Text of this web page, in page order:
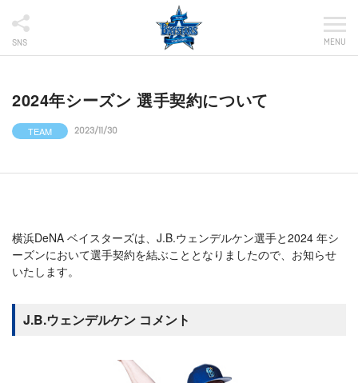
SNS MENU
2024年シーズン 選手契約について
TEAM 2023/11/30
横浜DeNA ベイスターズは、J.B.ウェンデルケン選手と2024 年シ
ーズンにおいて選手契約を結ぶこととなりましたので、お知らせ
いたします。
J.B.ウェンデルケン コメント